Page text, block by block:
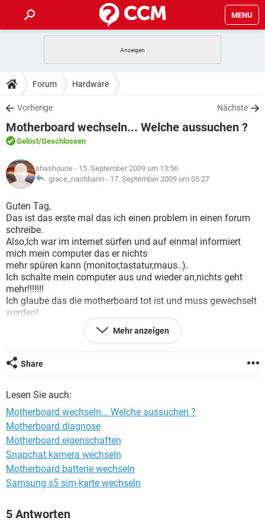
MENU
ANDROID
WINDOWS 10
WHATSAPP TIKTOK
FACEBOOK
TIPPS & TRICKS
SPIELE
WINDOWS 10
WHATSAPP
FACEBOOK HARDWARE
DOWNLOADS
SPIELE STREAMING
ANDROID
WINDOWS 10 INSTAGRAM
WHATSAPP
FACEBOOK
FORUM
SPIELE
ANDROID IOS
WHATSAPP TIKTOK
FACEBOOK HARDWARE
LEXIKON
SPIELE
ANDROID
WINDOWS 10
WHATSAPP
FACEBOOK HARDWARE
Forum Hardware
Vorherige Nächste
Motherboard wechseln... Welche aussuchen ?
Gelöst/Geschlossen
shashoune - 15. September 2009 um 13:56
grace_nachbarin - 17. September 2009 um 05:27
Guten Tag,
Das ist das erste mal das ich einen problem in einen forum
schreibe.
Also,Ich war im internet sürfen und auf einmal informiert
mich mein computer das er nichts
mehr spüren kann (monitor,tastatur,maus..).
Ich schalte mein computer aus und wieder an,nichts geht
mehr!!!!!!!
Ich glaube das die motherboard tot ist und muss gewechselt
werden!
Meine motherboard ist ECS RS485M-M,ich habe die überall
gesucht aber ohne ervolg.
Wenn nicht,gibt es was englisches?
Mehr anzeigen
Share
Lesen Sie auch:
Motherboard wechseln... Welche aussuchen ?
Motherboard diagnose
Motherboard eigenschaften
Snapchat kamera wechseln
Motherboard batterie wechseln
Samsung s5 sim-karte wechseln
5 Antworten